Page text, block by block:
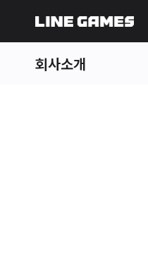
회사소개